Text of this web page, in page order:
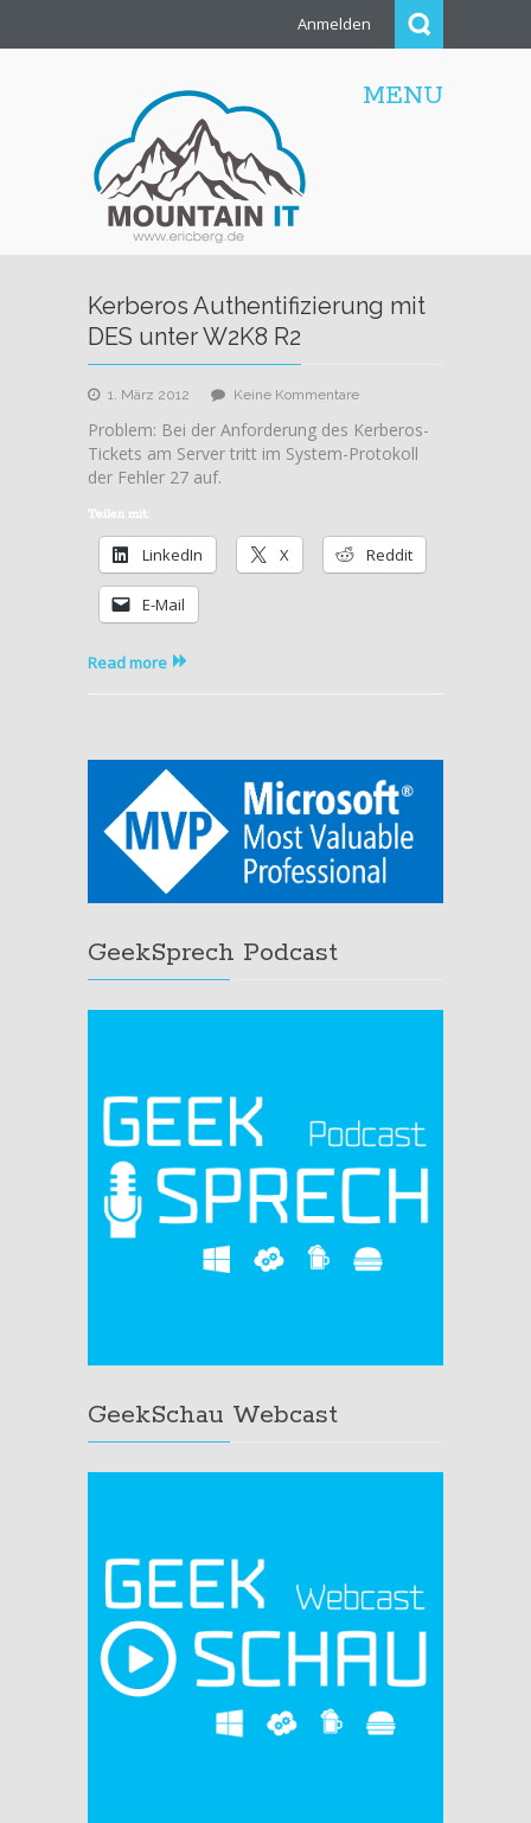
Anmelden
MENU
Kerberos Authentifizierung mit
DES unter W2K8 R2
1. März 2012 Keine Kommentarezu
Authentifizierung
mit
W2K8
R2
Problem: Bei der Anforderung des Kerberos-
Tickets am Server tritt im System-Protokoll
der Fehler 27 auf.
Teilen mit:
LinkedIn X Reddit
E-Mail
Read more
GeekSprech Podcast
GeekSchau Webcast